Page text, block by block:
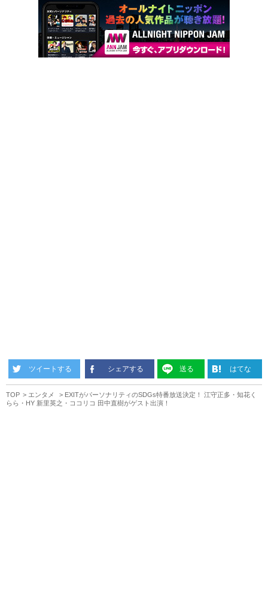
ツイートする シェアする 送る はてな
TOP エンタメ
EXITがパーソナリティのSDGs特番放送決定！ 江守正多・知花く
らら・HY 新里英之・ココリコ 田中直樹がゲスト出演！